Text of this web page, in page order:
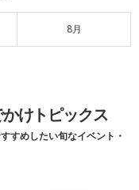
8月
けトピックス
すめしたい旬なイベント・